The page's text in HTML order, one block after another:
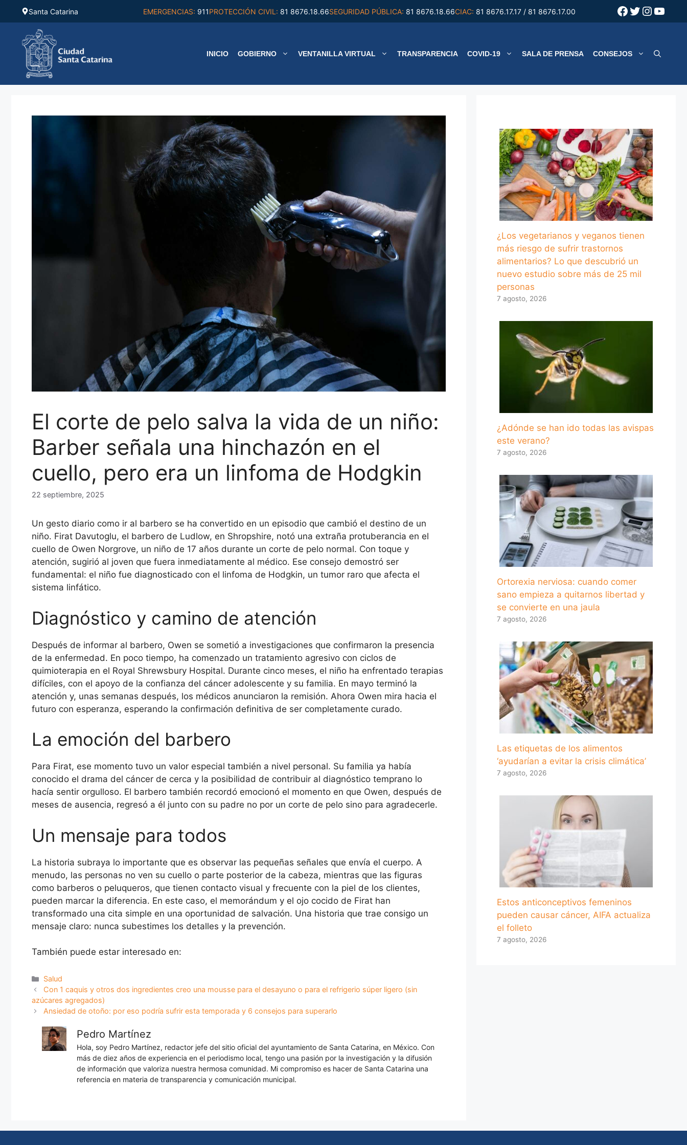
Saltar
contenido
Santa Catarina EMERGENCIAS: 911PROTECCIÓN CIVIL: 81 8676.18.66SEGURIDAD PÚBLICA: 81 8676.18.66CIAC: 81 8676.17.17 / 81 8676.17.00 Facebook
Twitter
INICIO GOBIERNO VENTANILLA VIRTUAL TRANSPARENCIA COVID-19 SALA DE PRENSA CONSEJOS
El corte de pelo salva la vida de un niño:
Barber señala una hinchazón en el
cuello, pero era un linfoma de Hodgkin
22 septiembre, 2025
Un gesto diario como ir al barbero se ha convertido en un episodio que cambió el destino de un
niño. Firat Davutoglu, el barbero de Ludlow, en Shropshire, notó una extraña protuberancia en el
cuello de Owen Norgrove, un niño de 17 años durante un corte de pelo normal. Con toque y
atención, sugirió al joven que fuera inmediatamente al médico. Ese consejo demostró ser
fundamental: el niño fue diagnosticado con el linfoma de Hodgkin, un tumor raro que afecta el
sistema linfático.
Diagnóstico y camino de atención
Después de informar al barbero, Owen se sometió a investigaciones que confirmaron la presencia
de la enfermedad. En poco tiempo, ha comenzado un tratamiento agresivo con ciclos de
quimioterapia en el Royal Shrewsbury Hospital. Durante cinco meses, el niño ha enfrentado terapias
difíciles, con el apoyo de la confianza del cáncer adolescente y su familia. En mayo terminó la
atención y, unas semanas después, los médicos anunciaron la remisión. Ahora Owen mira hacia el
futuro con esperanza, esperando la confirmación definitiva de ser completamente curado.
La emoción del barbero
Para Firat, ese momento tuvo un valor especial también a nivel personal. Su familia ya había
conocido el drama del cáncer de cerca y la posibilidad de contribuir al diagnóstico temprano lo
hacía sentir orgulloso. El barbero también recordó emocionó el momento en que Owen, después de
meses de ausencia, regresó a él junto con su padre no por un corte de pelo sino para agradecerle.
Un mensaje para todos
La historia subraya lo importante que es observar las pequeñas señales que envía el cuerpo. A
menudo, las personas no ven su cuello o parte posterior de la cabeza, mientras que las figuras
como barberos o peluqueros, que tienen contacto visual y frecuente con la piel de los clientes,
pueden marcar la diferencia. En este caso, el memorándum y el ojo cocido de Firat han
transformado una cita simple en una oportunidad de salvación. Una historia que trae consigo un
mensaje claro: nunca subestimes los detalles y la prevención.
También puede estar interesado en:
Categorías
Salud
Con 1 caquis y otros dos ingredientes creo una mousse para el desayuno o para el refrigerio súper ligero (sin
azúcares agregados)
Ansiedad de otoño: por eso podría sufrir esta temporada y 6 consejos para superarlo
Pedro Martínez
Hola, soy Pedro Martínez, redactor jefe del sitio oficial del ayuntamiento de Santa Catarina, en México. Con
más de diez años de experiencia en el periodismo local, tengo una pasión por la investigación y la difusión
de información que valoriza nuestra hermosa comunidad. Mi compromiso es hacer de Santa Catarina una
referencia en materia de transparencia y comunicación municipal.
¿Los vegetarianos y veganos tienen
más riesgo de sufrir trastornos
alimentarios? Lo que descubrió un
nuevo estudio sobre más de 25 mil
personas
7 agosto, 2026
¿Adónde se han ido todas las avispas
este verano?
7 agosto, 2026
Ortorexia nerviosa: cuando comer
sano empieza a quitarnos libertad y
se convierte en una jaula
7 agosto, 2026
Las etiquetas de los alimentos
‘ayudarían a evitar la crisis climática’
7 agosto, 2026
Estos anticonceptivos femeninos
pueden causar cáncer, AIFA actualiza
el folleto
7 agosto, 2026